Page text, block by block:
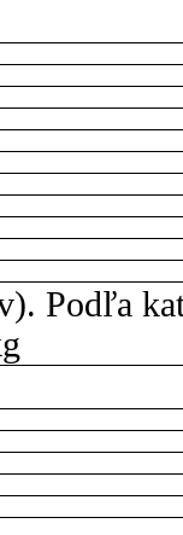
Podľa